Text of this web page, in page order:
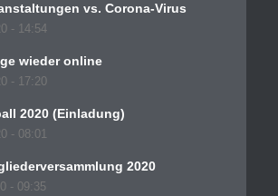
vs. Corona-Virus
- 14:54
wieder online
- 17:20
2020 (Einladung)
- 08:01
2020
- 09:35